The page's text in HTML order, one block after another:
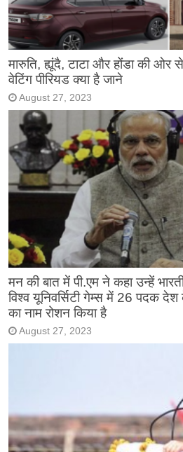
मारुति, ह्यूंदै, टाटा और होंडा की ओर
वेटिंग पीरियड क्या है जाने
August 27, 2023
मन की बात में पी.एम ने कहा उन्हें
विश्व यूनिवर्सिटी गेम्स में 26 पदक
का नाम रोशन किया है
August 27, 2023